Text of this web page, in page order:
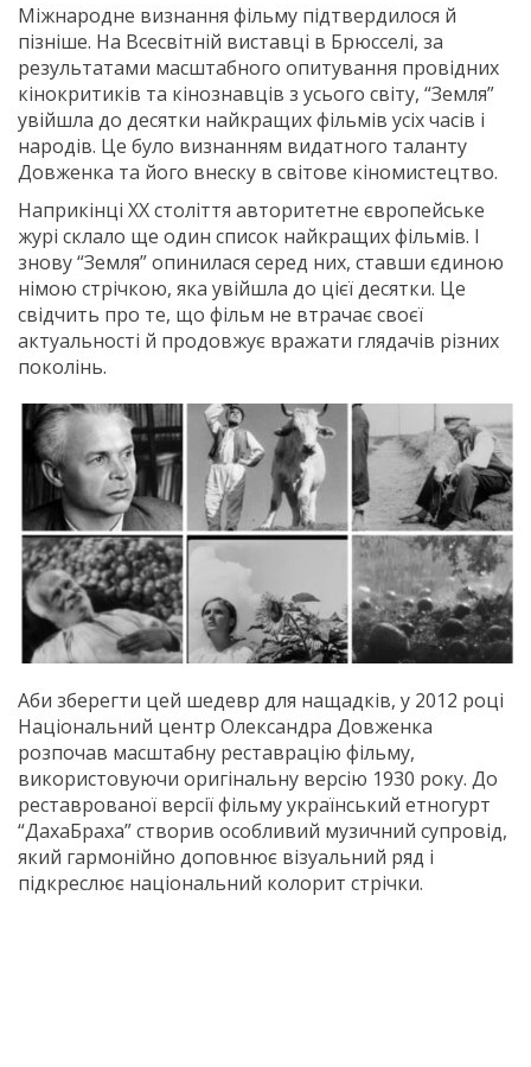
Міжнародне визнання фільму підтвердилося й
пізніше. На Всесвітній виставці в Брюсселі, за
результатами масштабного опитування провідних
кінокритиків та кінознавців з усього світу, “Земля”
увійшла до десятки найкращих фільмів усіх часів і
народів. Це було визнанням видатного таланту
Довженка та його внеску в світове кіномистецтво.
Наприкінці XX століття авторитетне європейське
журі склало ще один список найкращих фільмів. І
знову “Земля” опинилася серед них, ставши єдиною
німою стрічкою, яка увійшла до цієї десятки. Це
свідчить про те, що фільм не втрачає своєї
актуальності й продовжує вражати глядачів різних
поколінь.
Аби зберегти цей шедевр для нащадків, у 2012 році
Національний центр Олександра Довженка
розпочав масштабну реставрацію фільму,
використовуючи оригінальну версію 1930 року. До
реставрованої версії фільму український етногурт
“ДахаБраха” створив особливий музичний супровід,
який гармонійно доповнює візуальний ряд і
підкреслює національний колорит стрічки.